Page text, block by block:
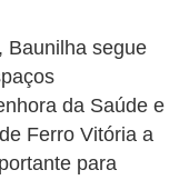
Baunilha segue
da Saúde e
Ferro Vitória a
para